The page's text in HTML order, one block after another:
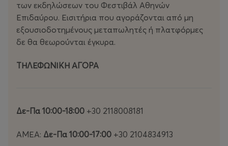
Γιάννης Τσουμαράκης στον ομώνυμο ρόλο ως ο νόθος
γιος και αργότερα γενάρχης, αποτελούν το βασικό
τρίγωνο του μύθου.
των εκδηλώσεων του Φεστιβάλ Αθηνών
Επιδαύρου. Εισιτήρια που αγοράζονται από μη
εξουσιοδοτημένους μεταπωλητές ή πλατφόρμες
δε θα θεωρούνται έγκυρα.
ΤΗΛΕΦΩΝΙΚΗ ΑΓΟΡΑ
Δε-Πα 10:00-18:00 +30 2118008181
ΑΜΕΑ: Δε-Πα 10:00-17:00 +30 2104834913